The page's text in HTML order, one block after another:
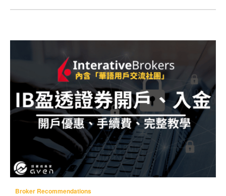
Broker Recommendations